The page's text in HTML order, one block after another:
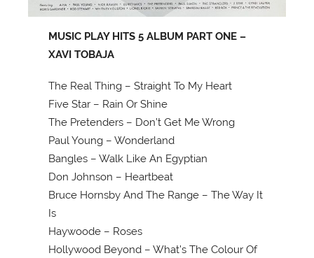
MUSIC PLAY HITS 5 ALBUM PART ONE –
XAVI TOBAJA
The Real Thing – Straight To My Heart
Five Star – Rain Or Shine
The Pretenders – Don’t Get Me Wrong
Paul Young – Wonderland
Bangles – Walk Like An Egyptian
Don Johnson – Heartbeat
Bruce Hornsby And The Range – The Way It
Is
Haywoode – Roses
Hollywood Beyond – What’s The Colour Of